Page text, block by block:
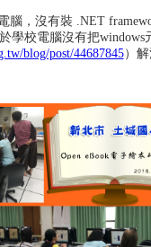
腦，沒有裝 .NET
學校電腦沒有把
blog/post/44687845）解